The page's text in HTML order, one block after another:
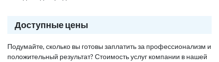
Доступные цены
Подумайте, сколько вы готовы заплатить за профессионализм и
положительный результат? Стоимость услуг компании в нашей